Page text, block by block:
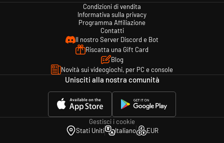
Condizioni di vendita
Informativa sulla privacy
Programma Affiliazione
Contatti
Il nostro Server Discord e Bot
Riscatta una Gift Card
Blog
Novità sui videogiochi, per PC e console
Unisciti alla nostra comunità
Gestisci i cookie
Stati Uniti
Italiano EUR